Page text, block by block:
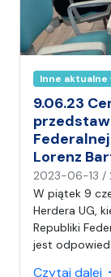
Inne aktualne
9.06.23
Lorenz
2023-06-13 /
W piątek 9
Herdera UG,
Republiki
jest
Czytaj dalej